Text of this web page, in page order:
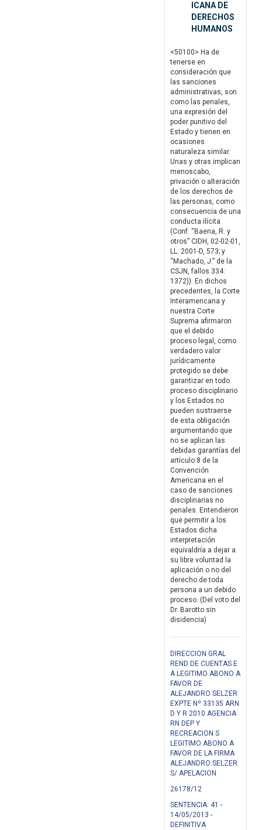
ICANA DE
DERECHOS
HUMANOS
<50100> Ha de
tenerse en
consideración que
las sanciones
administrativas, son
como las penales,
una expresión del
poder punitivo del
Estado y tienen en
ocasiones
naturaleza similar.
Unas y otras implican
menoscabo,
privación o alteración
de los derechos de
las personas, como
consecuencia de una
conducta ilícita
(Conf. “Baena, R. y
otros” CIDH, 02-02-01,
LL. 2001-D, 573; y
“Machado, J.” de la
CSJN, fallos 334:
1372)). En dichos
precedentes, la Corte
Interamericana y
nuestra Corte
Suprema afirmaron
que el debido
proceso legal, como
verdadero valor
jurídicamente
protegido se debe
garantizar en todo
proceso disciplinario
y los Estados no
pueden sustraerse
de esta obligación
argumentando que
no se aplican las
debidas garantías del
artículo 8 de la
Convención
Americana en el
caso de sanciones
disciplinarias no
penales. Entendieron
que permitir a los
Estados dicha
interpretación
equivaldría a dejar a
su libre voluntad la
aplicación o no del
derecho de toda
persona a un debido
proceso. (Del voto del
Dr. Barotto sin
disidencia)
DIRECCION GRAL
REND DE CUENTAS E
A LEGITIMO ABONO A
FAVOR DE
ALEJANDRO SELZER
EXPTE Nº 33135 ARN
D Y R 2010 AGENCIA
RN DEP Y
RECREACION S
LEGITIMO ABONO A
FAVOR DE LA FIRMA
ALEJANDRO SELZER
S/ APELACION
26178/12
SENTENCIA: 41 -
14/05/2013 -
DEFINITIVA